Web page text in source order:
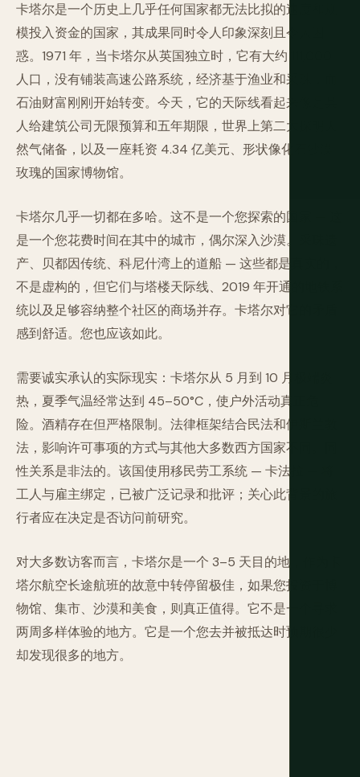
卡塔尔是一个历史上几乎任何国家都无法比拟的速度和规
模投入资金的国家，其成果同时令人印象深刻且令人困
惑。1971 年，当卡塔尔从英国独立时，它有大约 111,000
人口，没有铺装高速公路系统，经济基于渔业和采珠，而
石油财富刚刚开始转变。今天，它的天际线看起来像是某
人给建筑公司无限预算和五年期限，世界上第二大探明天
然气储备，以及一座耗资 4.34 亿美元、形状像化石沙漠
玫瑰的国家博物馆。
卡塔尔几乎一切都在多哈。这不是一个您探索的国家 — 这
是一个您花费时间在其中的城市，偶尔深入沙漠。采珠遗
产、贝都因传统、科尼什湾上的道船 — 这些都是真实的，
不是虚构的，但它们与塔楼天际线、2019 年开通的地铁系
统以及足够容纳整个社区的商场并存。卡塔尔对它的矛盾
感到舒适。您也应该如此。
需要诚实承认的实际现实：卡塔尔从 5 月到 10 月极端炎
热，夏季气温经常达到 45–50°C，使户外活动真正危
险。酒精存在但严格限制。法律框架结合民法和伊斯兰教
法，影响许可事项的方式与其他大多数西方国家不同。同
性关系是非法的。该国使用移民劳工系统 — 卡法拉 — 将
工人与雇主绑定，已被广泛记录和批评；关心此背景的旅
行者应在决定是否访问前研究。
对大多数访客而言，卡塔尔是一个 3–5 天目的地，作为卡
塔尔航空长途航班的故意中转停留极佳，如果您投资于博
物馆、集市、沙漠和美食，则真正值得。它不是一个寻求
两周多样体验的地方。它是一个您去并被抵达时预期很少
却发现很多的地方。